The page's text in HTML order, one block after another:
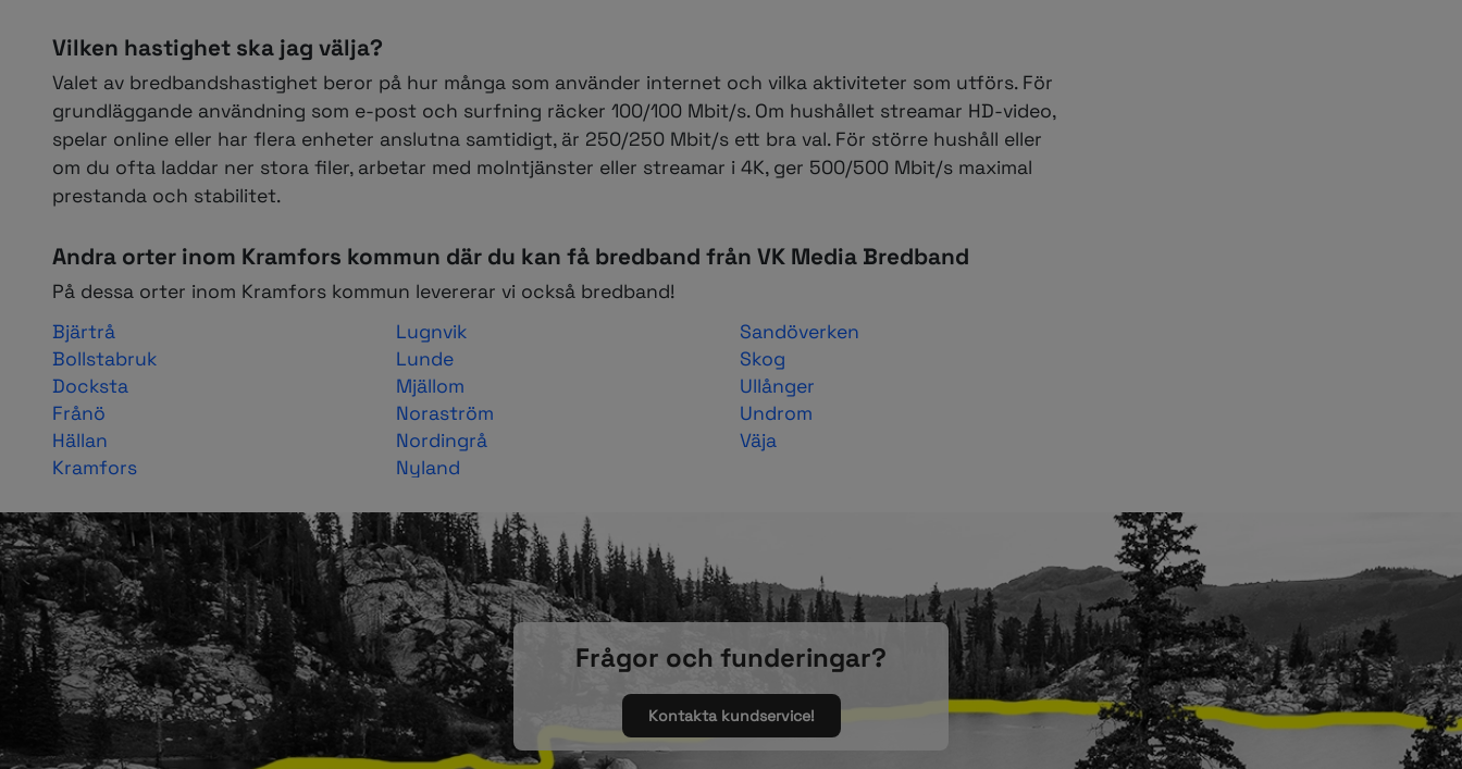
Vilken hastighet ska jag välja?
Valet av bredbandshastighet beror på hur många som använder internet och vilka aktiviteter som utförs. För
grundläggande användning som e-post och surfning räcker 100/100 Mbit/s. Om hushållet streamar HD-video,
spelar online eller har flera enheter anslutna samtidigt, är 250/250 Mbit/s ett bra val. För större hushåll eller
om du ofta laddar ner stora filer, arbetar med molntjänster eller streamar i 4K, ger 500/500 Mbit/s maximal
prestanda och stabilitet.
Andra orter inom Kramfors kommun där du kan få bredband från VK Media Bredband
På dessa orter inom Kramfors kommun levererar vi också bredband!
Bjärtrå
Bollstabruk
Docksta
Frånö
Hällan
Kramfors
Lugnvik
Lunde
Mjällom
Noraström
Nordingrå
Nyland
Sandöverken
Skog
Ullånger
Undrom
Väja
Frågor och funderingar?
Kontakta kundservice!